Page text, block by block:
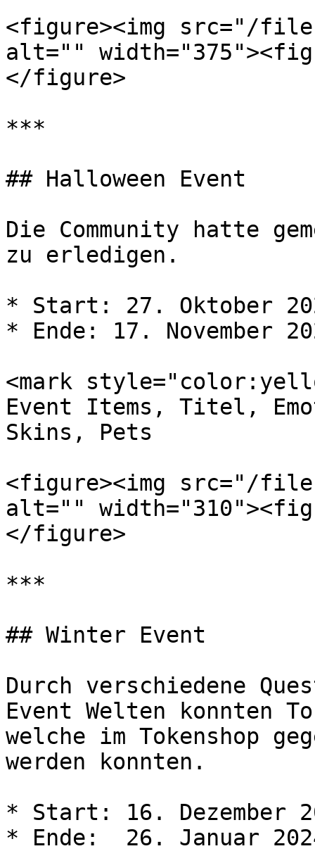
<figure><img src="/files/
alt=""
</figure>
***
## Halloween Event
Die Community hatte
zu erledigen.
* Start: 27. Oktober
* Ende: 17. November
<mark
Event Items, Titel,
Skins, Pets
<figure><img src="/files/
alt=""
</figure>
***
## Winter Event
Durch verschiedene
Event Welten konnten
welche im Tokenshop
werden konnten.
* Start: 16. Dezember
* Ende:  26. Januar